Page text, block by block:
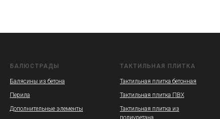
БАЛЮСТРАДЫ
Балясины из бетона
Перила
Дополнительные элементы
ТАКТИЛЬНАЯ ПЛИТКА
Тактильная плитка бетонная
Тактильная плитка ПВХ
Тактильная плитка из
полиуретана